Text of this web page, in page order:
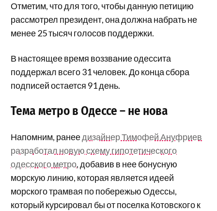
Отметим, что для того, чтобы данную петицию
рассмотрел президент, она должна набрать не
менее 25 тысяч голосов поддержки.
В настоящее время воззвание одессита
поддержал всего 31 человек. До конца сбора
подписей остается 91 день.
Тема метро в Одессе – не нова
Напомним, ранеедизайнер Тимофей Ануфриев
разработал новую схему гипотетического
одесского метро, добавив в нее бонусную
морскую линию, которая является идеей
морского трамвая по побережью Одессы,
который курсировал бы от поселка Котовского к